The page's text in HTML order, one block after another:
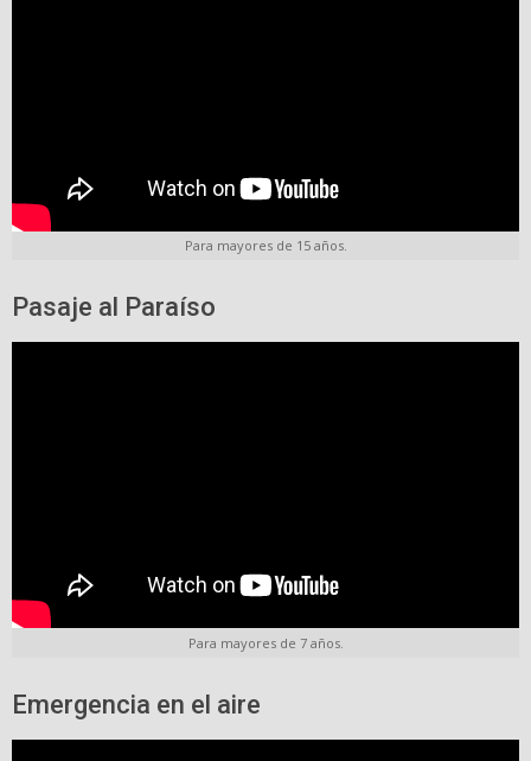
Para mayores de 15 años.
Pasaje al Paraíso
Para mayores de 7 años.
Emergencia en el aire